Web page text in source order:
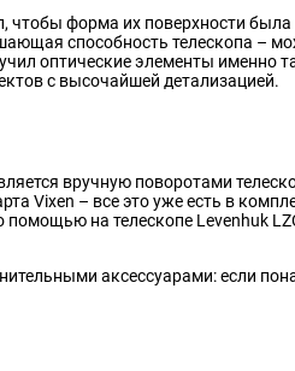
чтобы форма их поверхности
способность телескопа –
оптические элементы именно
с высочайшей детализацией.
вручную поворотами
Vixen – все это уже есть в
на телескопе Levenhuk
аксессуарами: если